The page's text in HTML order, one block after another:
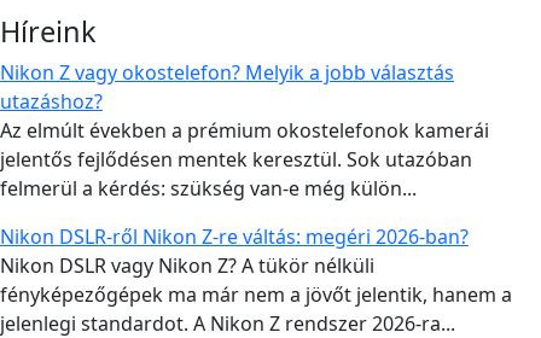
Híreink
Nikon Z vagy okostelefon? Melyik a jobb választás
utazáshoz?
Az elmúlt években a prémium okostelefonok kamerái
jelentős fejlődésen mentek keresztül. Sok utazóban
felmerül a kérdés: szükség van-e még külön...
Nikon DSLR-ről Nikon Z-re váltás: megéri 2026-ban?
Nikon DSLR vagy Nikon Z? A tükör nélküli
fényképezőgépek ma már nem a jövőt jelentik, hanem a
jelenlegi standardot. A Nikon Z rendszer 2026-ra...